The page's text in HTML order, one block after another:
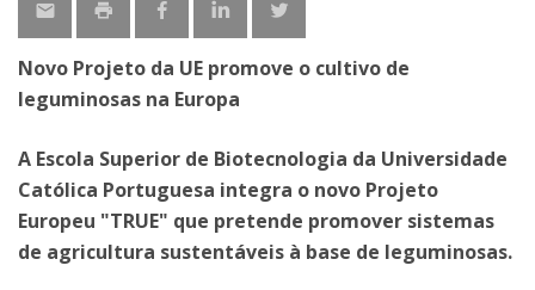
Novo Projeto da UE promove o cultivo de
leguminosas na Europa
A Escola Superior de Biotecnologia da Universidade
Católica Portuguesa integra o novo Projeto
Europeu "TRUE" que pretende promover sistemas
de agricultura sustentáveis ​​à base de leguminosas.